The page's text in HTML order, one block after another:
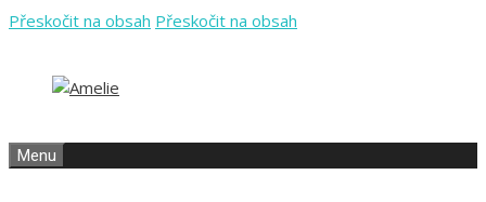
Přeskočit na obsah Přeskočit na obsah
Menu